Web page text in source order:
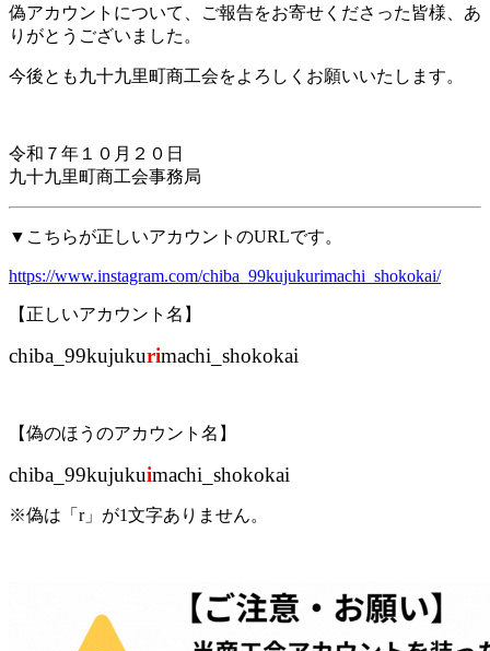
偽アカウントについて、ご報告をお寄せくださった皆様、あ
りがとうございました。
今後とも九十九里町商工会をよろしくお願いいたします。
令和７年１０月２０日
九十九里町商工会事務局
▼こちらが正しいアカウントのURLです。
https://www.instagram.com/chiba_99kujukurimachi_shokokai/
【正しいアカウント名】
chiba_99kujukurimachi_shokokai
【偽のほうのアカウント名】
chiba_99kujukuimachi_shokokai
※偽は「r」が1文字ありません。